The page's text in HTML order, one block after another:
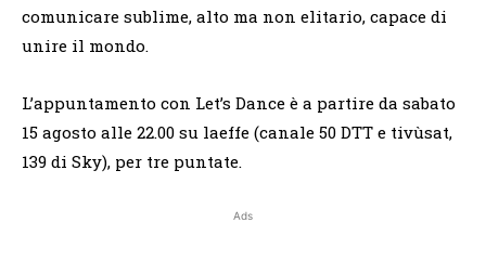
comunicare sublime, alto ma non elitario, capace di
unire il mondo.
L’appuntamento con Let’s Dance è a partire da sabato
15 agosto alle 22.00 su laeffe (canale 50 DTT e tivùsat,
139 di Sky), per tre puntate.
Ads